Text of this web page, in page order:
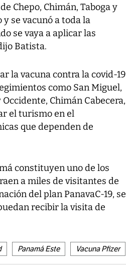
Chepo, Chimán, Taboga y
se vacunó a toda la
se vaya a aplicar las
Batista.
la vacuna contra la covid-19
como San Miguel,
Chimán Cabecera,
el turismo en el
que dependen de
constituyen uno de los
a miles de visitantes de
del plan PanavaC-19, se
recibir la visita de
Panamá Este Vacuna Pfizer